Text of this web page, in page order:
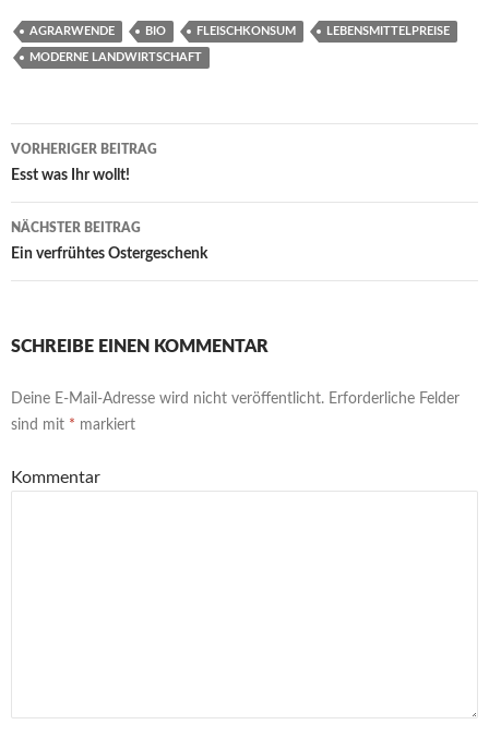
b
o
k
itt
er
ail at
s
p
se
er
p
n
ar
AGRARWENDE BIO FLEISCHKONSUM LEBENSMITTELPREISE
MODERNE LANDWIRTSCHAFT
Beitrags-
Navigation
VORHERIGER BEITRAG
Esst was Ihr wollt!
NÄCHSTER BEITRAG
Ein verfrühtes Ostergeschenk
SCHREIBE EINEN KOMMENTAR
Deine E-Mail-Adresse wird nicht veröffentlicht. Erforderliche Felder
sind mit * markiert
Kommentar